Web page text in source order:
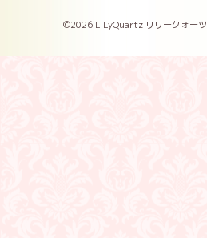
©2026 LiLyQuartz リリークォーツ